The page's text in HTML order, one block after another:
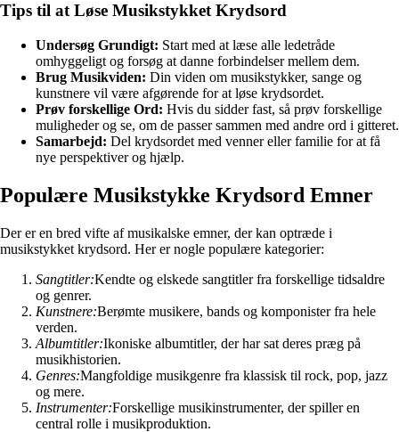
Tips til at Løse Musikstykket Krydsord
Undersøg Grundigt: Start med at læse alle ledetråde
omhyggeligt og forsøg at danne forbindelser mellem dem.
Brug Musikviden: Din viden om musikstykker, sange og
kunstnere vil være afgørende for at løse krydsordet.
Prøv forskellige Ord: Hvis du sidder fast, så prøv forskellige
muligheder og se, om de passer sammen med andre ord i gitteret.
Samarbejd: Del krydsordet med venner eller familie for at få
nye perspektiver og hjælp.
Populære Musikstykke Krydsord Emner
Der er en bred vifte af musikalske emner, der kan optræde i
musikstykket krydsord. Her er nogle populære kategorier:
Sangtitler:Kendte og elskede sangtitler fra forskellige tidsaldre
og genrer.
Kunstnere:Berømte musikere, bands og komponister fra hele
verden.
Albumtitler:Ikoniske albumtitler, der har sat deres præg på
musikhistorien.
Genres:Mangfoldige musikgenre fra klassisk til rock, pop, jazz
og mere.
Instrumenter:Forskellige musikinstrumenter, der spiller en
central rolle i musikproduktion.